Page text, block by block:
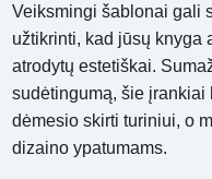
Veiksmingi šablonai gali
užtikrinti, kad jūsų knyga
atrodytų estetiškai.
sudėtingumą, šie
dėmesio skirti turiniui, o
dizaino ypatumams.